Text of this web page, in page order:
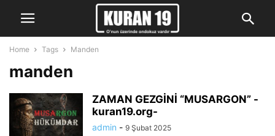
Home Tags Manden
manden
ZAMAN GEZGİNİ “MUSARGON” -
kuran19.org-
admin - 9 Şubat 2025